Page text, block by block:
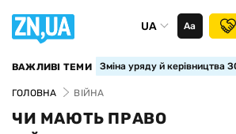
UA Аа
ВАЖЛИВІ ТЕМИ Зміна уряду й керівництва
ГОЛОВНА ВІЙНА
ЧИ МАЮТЬ ПРАВО